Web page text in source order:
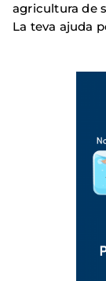
agricultura de
La teva ajuda